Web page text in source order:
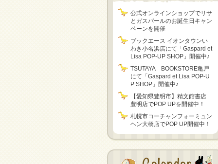
公式オンラインショップでリサ
とガスパールのお誕生日キャン
ペーンを開催
ブックエース イオンタウンい
わき小名浜店にて「Gaspard et
Lisa POP-UP SHOP」開催中♪
TSUTAYA BOOKSTORE亀戸
にて「Gaspard et Lisa POP-U
P SHOP」開催中♪
【愛知県豊明市】精文館書店
豊明店でPOP UPを開催中！
札幌市コーチャンフォーミュン
ヘン大橋店でPOP UP開催中！